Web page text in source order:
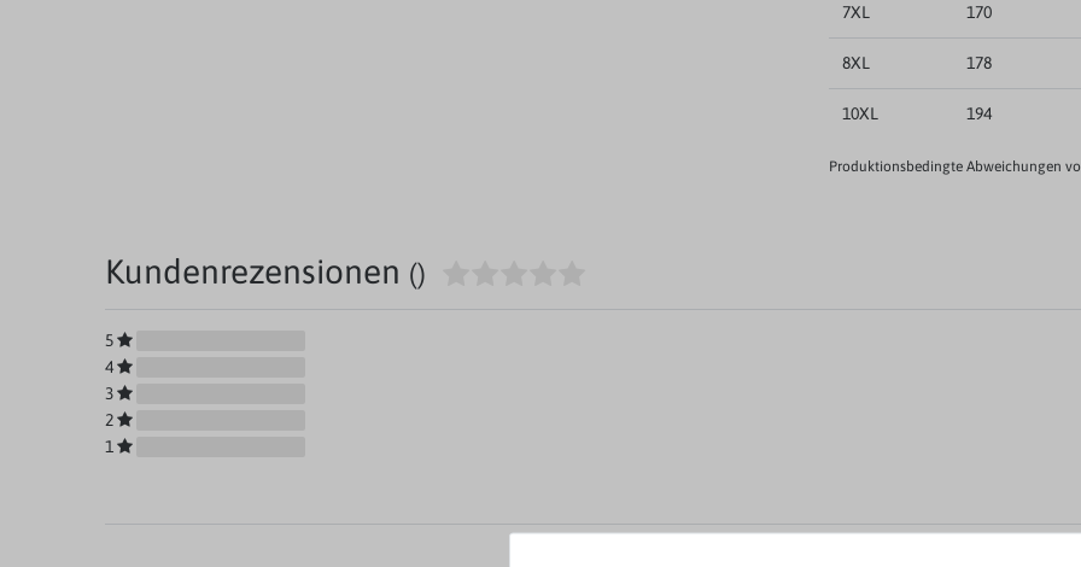
7XL 170
8XL 178
10XL 194
Produktionsbedingte Abweichungen
Kundenrezensionen ()
5
4
3
2
1